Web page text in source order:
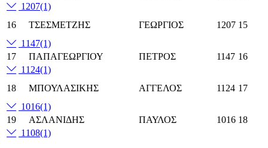
1207(1)
16
ΤΣΕΣΜΕΤΖΗΣ ΓΕΩΡΓΙΟΣ 1207 15
1147(1)
17
ΠΑΠΑΓΕΩΡΓΙΟΥ ΠΕΤΡΟΣ 1147 16
1124(1)
18
ΜΠΟΥΛΑΣΙΚΗΣ ΑΓΓΕΛΟΣ 1124 17
1016(1)
19
ΑΣΛΑΝΙΔΗΣ ΠΑΥΛΟΣ 1016 18
1108(1)